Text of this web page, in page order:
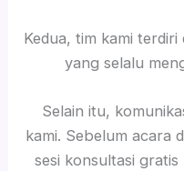
Kedua, tim kami
yang selalu
Selain itu,
kami. Sebelum acara
sesi konsultasi